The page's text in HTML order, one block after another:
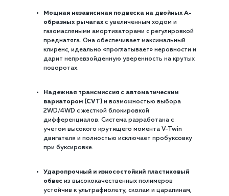
Мощная независимая подвеска на двойных А-
образных рычагах с увеличенным ходом и
газомасляными амортизаторами с регулировкой
преднатяга. Она обеспечивает максимальный
клиренс, идеально «проглатывает» неровности и
дарит непревзойденную уверенность на крутых
поворотах.
Надежная трансмиссия с автоматическим
вариатором (CVT) и возможностью выбора
2WD/4WD с жесткой блокировкой
дифференциалов. Система разработана с
учетом высокого крутящего момента V-Twin
двигателя и полностью исключает пробуксовку
при буксировке.
Ударопрочный и износостойкий пластиковый
обвес из высококачественных полимеров
устойчив к ультрафиолету, сколам и царапинам,